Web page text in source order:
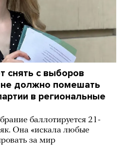
снять с выборов
не должно помешать
в региональные
баллотируется 21-
Она «искала любые
за мир